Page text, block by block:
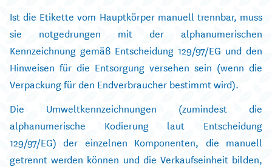
Ist die Etikette vom Hauptkörper manuell trennbar, muss
sie notgedrungen mit der alphanumerischen
Kennzeichnung gemäß Entscheidung 129/97/EG und den
Hinweisen für die Entsorgung versehen sein (wenn die
Verpackung für den Endverbraucher bestimmt wird).
Die Umweltkennzeichnungen (zumindest die
alphanumerische Kodierung laut Entscheidung
129/97/EG) der einzelnen Komponenten, die manuell
getrennt werden können und die Verkaufseinheit bilden,